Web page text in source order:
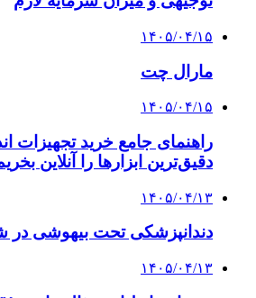
۱۴۰۵/۰۴/۱۵
مارال چت
۱۴۰۵/۰۴/۱۵
راهنمای جامع خرید تجهیزات
دقیق‌ترین ابزارها را آنلاین
۱۴۰۵/۰۴/۱۳
دندانپزشکی تحت بیهوشی در
۱۴۰۵/۰۴/۱۳